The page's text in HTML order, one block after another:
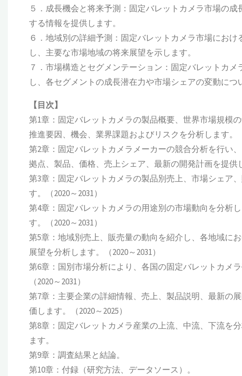
５．成長機会と将来予測：固定バレットカメラ市場の
する情報を提供します。
６．地域別の詳細予測：固定バレットカメラ市場にお
し、主要な市場地域の将来展望を示します。
７．市場構造とセグメンテーション：固定バレットカ
し、各セグメントの成長潜在力や市場シェアの変動につ
【目次】
第1章：固定バレットカメラの製品概要、世界市場規模
推進要因、機会、業界課題およびリスクを分析します。（
第2章：固定バレットカメラメーカーの競合分析を行い
拠点、製品、価格、売上シェア、最新の開発計画を提供し
第3章：固定バレットカメラの製品別売上、市場シェア
す。（2020～2031）
第4章：固定バレットカメラの用途別の市場動向を分析
す。（2020～2031）
第5章：地域別売上、販売量の動向を紹介し、各地域に
展望を分析します。（2020～2031）
第6章：国別市場分析により、各国の固定バレットカメ
（2020～2031）
第7章：主要企業の詳細情報、売上、製品説明、最新の
価します。（2020～2025）
第8章：固定バレットカメラ産業の上流、中流、下流を
ます。
第9章：調査結果と結論。
第10章：付録（研究方法、データソース）。